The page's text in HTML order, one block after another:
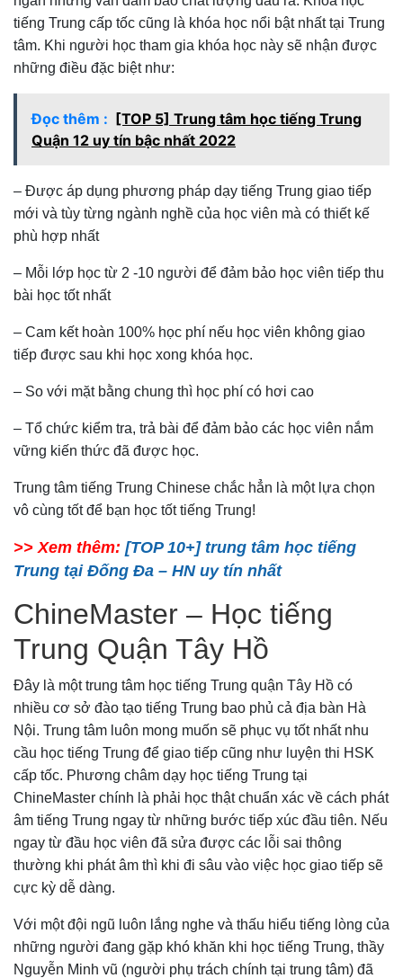
tiếng Trung cấp tốc cũng là khóa học nổi bật nhất tại Trung
tâm. Khi người học tham gia khóa học này sẽ nhận được
những điều đặc biệt như:
Đọc thêm : [TOP 5] Trung tâm học tiếng Trung
Quận 12 uy tín bậc nhất 2022
– Được áp dụng phương pháp dạy tiếng Trung giao tiếp
mới và tùy từng ngành nghề của học viên mà có thiết kế
phù hợp nhất
– Mỗi lớp học từ 2 -10 người để đảm bảo học viên tiếp thu
bài học tốt nhất
– Cam kết hoàn 100% học phí nếu học viên không giao
tiếp được sau khi học xong khóa học.
– So với mặt bằng chung thì học phí có hơi cao
– Tổ chức kiểm tra, trả bài để đảm bảo các học viên nắm
vững kiến thức đã được học.
Trung tâm tiếng Trung Chinese chắc hẳn là một lựa chọn
vô cùng tốt để bạn học tốt tiếng Trung!
>> Xem thêm: [TOP 10+] trung tâm học tiếng
Trung tại Đống Đa – HN uy tín nhất
ChineMaster – Học tiếng
Trung Quận Tây Hồ
Đây là một trung tâm học tiếng Trung quận Tây Hồ có
nhiều cơ sở đào tạo tiếng Trung bao phủ cả địa bàn Hà
Nội. Trung tâm luôn mong muốn sẽ phục vụ tốt nhất nhu
cầu học tiếng Trung để giao tiếp cũng như luyện thi HSK
cấp tốc. Phương châm dạy học tiếng Trung tại
ChineMaster chính là phải học thật chuẩn xác về cách phát
âm tiếng Trung ngay từ những bước tiếp xúc đầu tiên. Nếu
ngay từ đầu học viên đã sửa được các lỗi sai thông
thường khi phát âm thì khi đi sâu vào việc học giao tiếp sẽ
cực kỳ dễ dàng.
Với một đội ngũ luôn lắng nghe và thấu hiểu tiếng lòng của
những người đang gặp khó khăn khi học tiếng Trung, thầy
Nguyễn Minh vũ (người phụ trách chính tại trung tâm) đã